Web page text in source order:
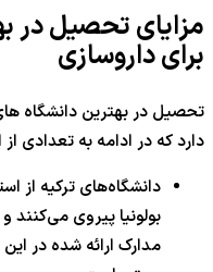
مزایای تحصیل در
برای داروسازی
تحصیل در بهترین دانشگاه
دارد که در ادامه به تعدادی
دانشگاه‌های ترکیه از
بولونیا پیروی می‌کنند
مدارک ارائه شده در